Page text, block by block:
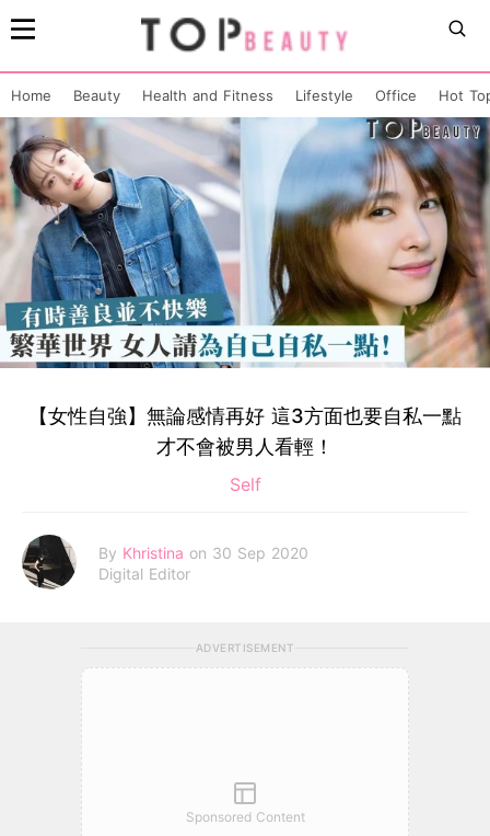
Home Beauty Health and Fitness Lifestyle Office Hot
【女性自強】無論感情再好 這3方面也要自私一點
才不會被男人看輕！
Self
By Khristina on 30 Sep 2020
Digital Editor
ADVERTISEMENT
Sponsored Content